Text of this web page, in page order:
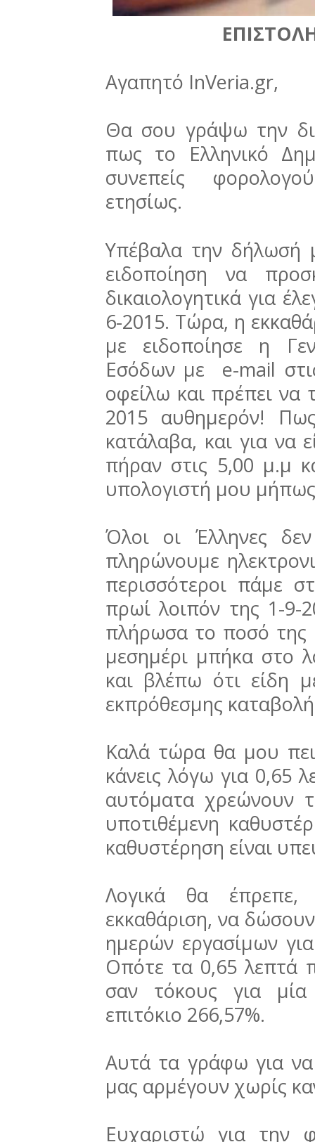
Αγαπητό InVeria.gr,
Θα σου γράψω την
πως το Ελληνικό
συνεπείς
ετησίως.
Υπέβαλα την δήλωσή
ειδοποίηση να
δικαιολογητικά για
6-2015. Τώρα, η
με ειδοποίησε η
Εσόδων με e-mail
οφείλω και πρέπει να
2015 αυθημερόν!
κατάλαβα, και για να
πήραν στις 5,00 μ.μ
υπολογιστή μου
Όλοι οι Έλληνες
πληρώνουμε
περισσότεροι πάμε
πρωί λοιπόν της 1-9-
πλήρωσα το ποσό της
μεσημέρι μπήκα στο
και βλέπω ότι είδη
εκπρόθεσμης
Καλά τώρα θα μου
κάνεις λόγω για 0,65
αυτόματα χρεώνουν
υποτιθέμενη
καθυστέρηση είναι
Λογικά θα έπρεπε,
εκκαθάριση, να
ημερών εργασίμων
Οπότε τα 0,65 λεπτά
σαν τόκους για
επιτόκιο 266,57%.
Αυτά τα γράφω για
μας αρμέγουν χωρίς
Ευχαριστώ για την